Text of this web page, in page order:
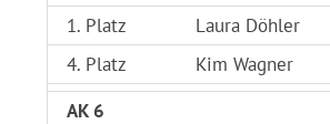
1. Platz
Laura Döhler
4. Platz
Kim Wagner
AK 6